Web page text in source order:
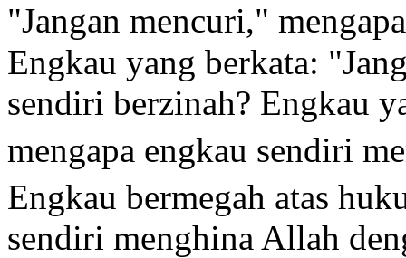
"Jangan mencuri,"
Engkau yang berkata:
sendiri berzinah? Engkau
mengapa engkau sendiri
Engkau bermegah atas
sendiri menghina Allah